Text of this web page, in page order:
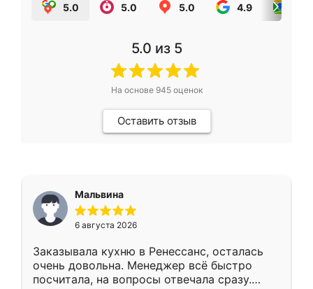
5.0 5.0 5.0 4.9
5.0 из 5
На основе 945оценок
Оставить отзыв
Мальвина
6 августа 2026
Заказывала кухню в Ренессанс, осталась
очень довольна. Менеджер всё быстро
посчитала, на вопросы отвечала сразу.